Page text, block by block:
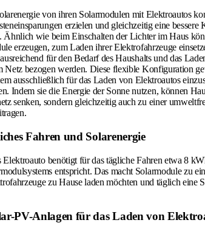
von ihren Solarmodulen mit Elektroautos
erzielen und gleichzeitig eine bessere
Ähnlich wie beim Einschalten der Lichter im Haus
erzeugen, zum Laden ihrer Elektrofahrzeuge
für den Bedarf des Haushalts und das
Netz bezogen werden. Diese flexible Konfiguration
ausschließlich für das Laden von Elektroautos
Indem sie die Energie der Sonne nutzen, können
senken, sondern gleichzeitig auch zu einer
Fahren und Solarenergie
Elektroauto benötigt für das tägliche Fahren etwa 8
entspricht. Das macht Solarmodule zu
zu Hause laden möchten und täglich eine
PV-Anlagen für das Laden von